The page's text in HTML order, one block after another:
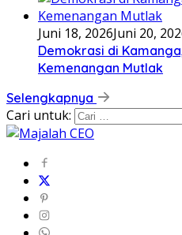
Juni 18, 2026Juni 20,
Demokrasi di
Kemenangan Mutlak
Selengkapnya
Cari untuk: